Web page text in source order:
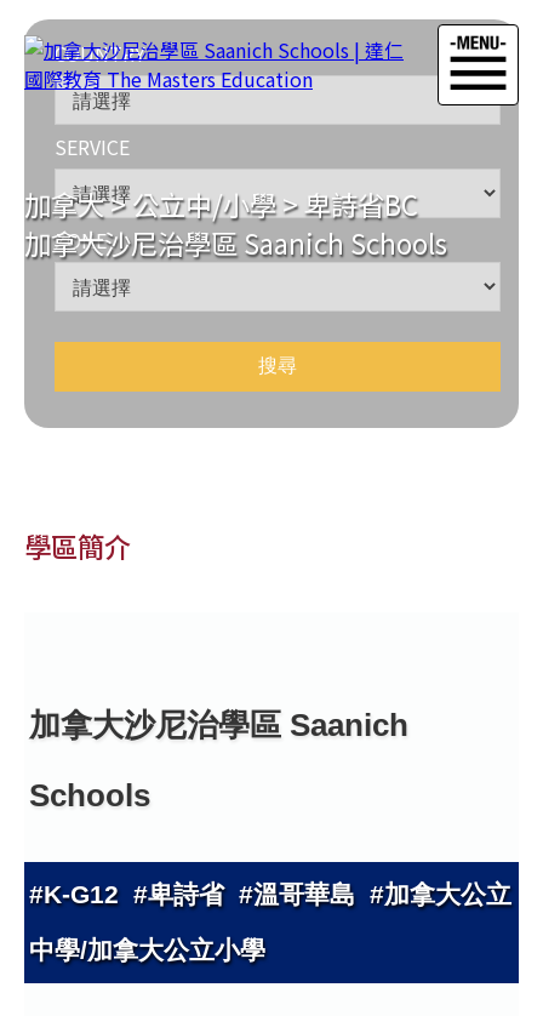
加拿大>公立中/小學>卑詩省BC
加拿大沙尼治學區 Saanich Schools
COUNTRY
SERVICE
ZONE
學區簡介
加拿大沙尼治學區 Saanich
Schools
#K-G12 #卑詩省 #溫哥華島 #加拿大公立
中學/加拿大公立小學